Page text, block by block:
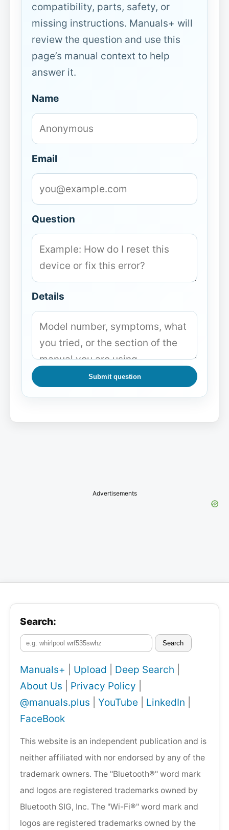
compatibility, parts, safety, or
missing instructions. Manuals+ will
review the question and use this
page’s manual context to help
answer it.
Name
Email
Question
Details
Submit question
Advertisements
Search:
Search
Manuals+ Upload Deep Search
About Us
Privacy Policy
@manuals.plus
YouTube LinkedIn
FaceBook
This website is an independent publication and is
neither affiliated with nor endorsed by any of the
trademark owners. The "Bluetooth®" word mark
and logos are registered trademarks owned by
Bluetooth SIG, Inc. The "Wi-Fi®" word mark and
logos are registered trademarks owned by the